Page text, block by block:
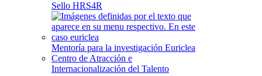
Sello HRS4R
Mentoría para la investigación Euriclea
Centro de Atracción e
Internacionalización del Talento